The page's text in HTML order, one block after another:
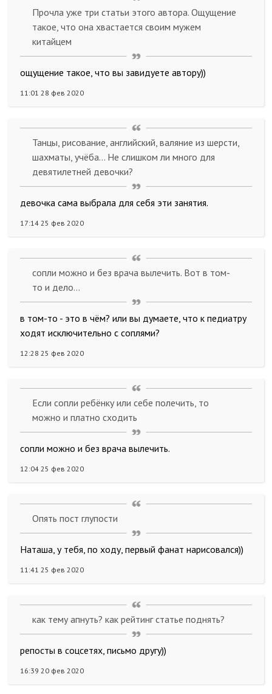
Прочла уже три статьи этого автора. Ощущение
такое, что она хвастается своим мужем
китайцем
ощущение такое, что вы завидуете автору))
11:01 28 фев 2020
Танцы, рисование, английский, валяние из шерсти,
шахматы, учёба... Не слишком ли много для
девятилетней девочки?
девочка сама выбрала для себя эти занятия.
17:14 25 фев 2020
сопли можно и без врача вылечить. Вот в том-
то и дело...
в том-то - это в чём? или вы думаете, что к педиатру
ходят исключительно с соплями?
12:28 25 фев 2020
Если сопли ребёнку или себе полечить, то
можно и платно сходить
сопли можно и без врача вылечить.
12:04 25 фев 2020
Опять пост глупости
Наташа, у тебя, по ходу, первый фанат нарисовался))
11:41 25 фев 2020
как тему апнуть? как рейтинг статье поднять?
репосты в соцсетях, письмо другу))
16:39 20 фев 2020